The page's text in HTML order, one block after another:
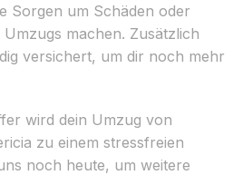
Sorgen um Schäden oder
machen. Zusätzlich
versichert, um dir noch mehr
wird dein Umzug von
zu einem stressfreien
noch heute, um weitere